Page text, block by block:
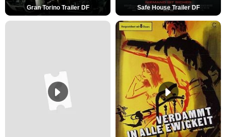
Gran Torino Trailer DF Safe House Trailer DF